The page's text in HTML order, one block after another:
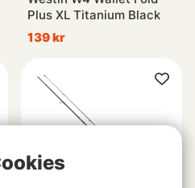
Plus XL Titanium Black
139 kr